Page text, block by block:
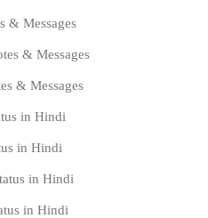
& Messages
& Messages
& Messages
in Hindi
in Hindi
in Hindi
in Hindi